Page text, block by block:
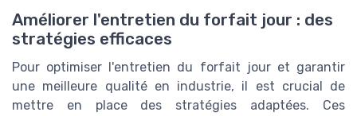
Améliorer l'entretien du forfait jour : des
stratégies efficaces
Pour optimiser l'entretien du forfait jour et garantir
une meilleure qualité en industrie, il est crucial de
mettre en place des stratégies adaptées. Ces